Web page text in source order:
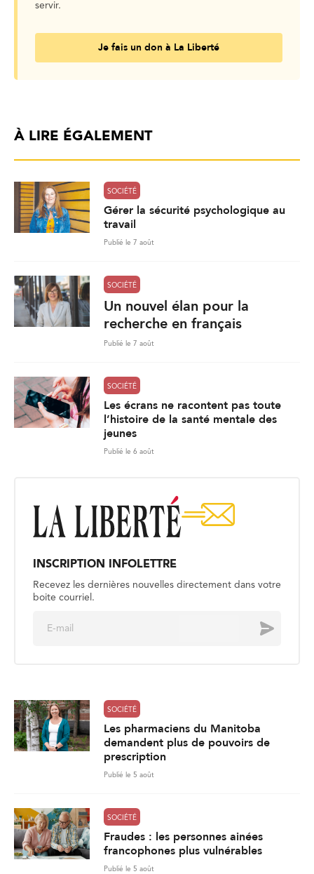
servir.
Je fais un don à La Liberté
À LIRE ÉGALEMENT
SOCIÉTÉ
Gérer la sécurité psychologique au
travail
Publié le 7 août
SOCIÉTÉ
Un nouvel élan pour la
recherche en français
Publié le 7 août
SOCIÉTÉ
Les écrans ne racontent pas toute
l’histoire de la santé mentale des
jeunes
Publié le 6 août
INSCRIPTION INFOLETTRE
Recevez les dernières nouvelles directement dans votre
boite courriel.
Envoyer
SOCIÉTÉ
Les pharmaciens du Manitoba
demandent plus de pouvoirs de
prescription
Publié le 5 août
SOCIÉTÉ
Fraudes : les personnes ainées
francophones plus vulnérables
Publié le 5 août